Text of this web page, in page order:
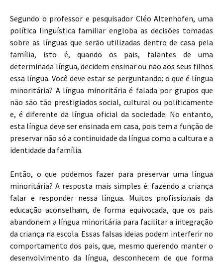
Segundo o professor e pesquisador Cléo Altenhofen, uma
política linguística familiar engloba as decisões tomadas
sobre as línguas que serão utilizadas dentro de casa pela
família, isto é, quando os pais, falantes de uma
determinada língua, decidem ensinar ou não aos seus filhos
essa língua. Você deve estar se perguntando: o que é língua
minoritária? A língua minoritária é falada por grupos que
não são tão prestigiados social, cultural ou politicamente
e, é diferente da língua oficial da sociedade. No entanto,
esta língua deve ser ensinada em casa, pois tem a função de
preservar não só a continuidade da língua como a cultura e a
identidade da família.
Então, o que podemos fazer para preservar uma língua
minoritária? A resposta mais simples é: fazendo a criança
falar e responder nessa língua. Muitos profissionais da
educação aconselham, de forma equivocada, que os pais
abandonem a língua minoritária para facilitar a integração
da criança na escola. Essas falsas ideias podem interferir no
comportamento dos pais, que, mesmo querendo manter o
desenvolvimento da língua, desconhecem de que forma